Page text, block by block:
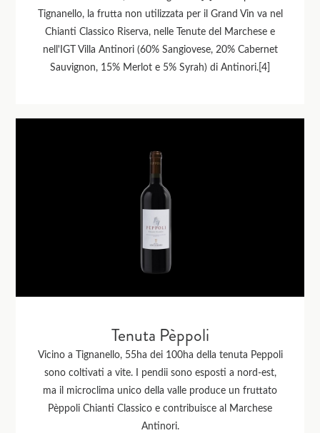
Tignanello, la frutta non utilizzata per il Grand Vin va nel
Chianti Classico Riserva, nelle Tenute del Marchese e
nell'IGT Villa Antinori (60% Sangiovese, 20% Cabernet
Sauvignon, 15% Merlot e 5% Syrah) di Antinori.[4]
Tenuta Pèppoli
Vicino a Tignanello, 55ha dei 100ha della tenuta Peppoli
sono coltivati a vite. I pendii sono esposti a nord-est,
ma il microclima unico della valle produce un fruttato
Pèppoli Chianti Classico e contribuisce al Marchese
Antinori.